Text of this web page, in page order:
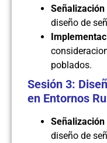
diseño de
poblados.
Sesión 3:
en Entornos
diseño de